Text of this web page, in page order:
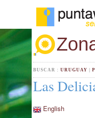
BUSCAR :URUGUAY |
Las
English